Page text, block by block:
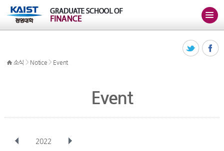
소식 > Notice > Event
Event
2022